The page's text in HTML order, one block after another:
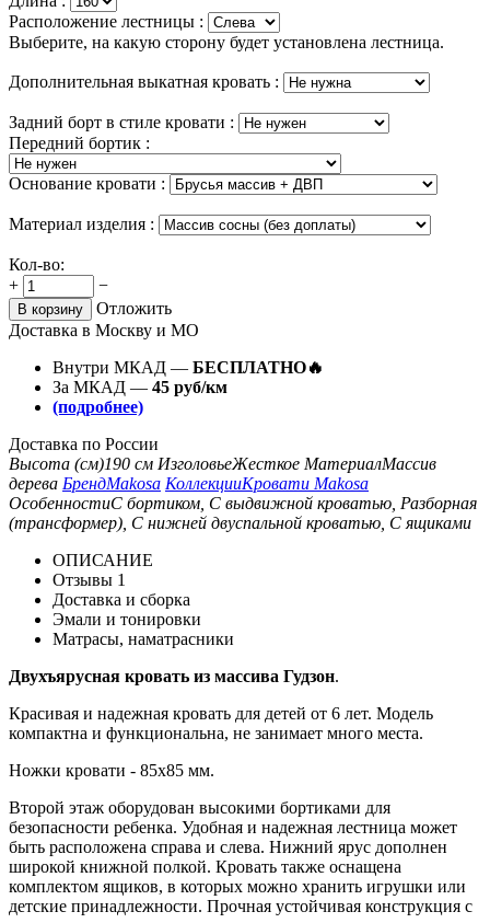
Расположение лестницы :
Выберите, на какую сторону будет установлена лестница.
Дополнительная выкатная кровать :
Задний борт в стиле кровати :
Передний бортик :
Основание кровати :
Материал изделия :
Кол-во:
+
−
В корзину
Отложить
Доставка в Москву и МО
Внутри МКАД — БЕСПЛАТНО🔥
За МКАД — 45 руб/км
(подробнее)
Доставка по России
Высота (см)190 см ИзголовьеЖесткое МатериалМассив
дерева БрендMakosa КоллекцииКровати Makosa
ОсобенностиС бортиком, С выдвижной кроватью, Разборная
(трансформер), С нижней двуспальной кроватью, С ящиками
ОПИСАНИЕ
Отзывы 1
Доставка и сборка
Эмали и тонировки
Матрасы, наматрасники
Двухъярусная кровать из массива Гудзон.
Красивая и надежная кровать для детей от 6 лет. Модель
компактна и функциональна, не занимает много места.
Ножки кровати - 85х85 мм.
Второй этаж оборудован высокими бортиками для
безопасности ребенка. Удобная и надежная лестница может
быть расположена справа и слева. Нижний ярус дополнен
широкой книжной полкой. Кровать также оснащена
комплектом ящиков, в которых можно хранить игрушки или
детские принадлежности. Прочная устойчивая конструкция с